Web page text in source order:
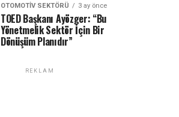
OTOMOTIV SEKTÖRÜ 3 ay önce
TOED Başkanı Ayözger: “Bu
Yönetmelik Sektör İçin Bir
Dönüşüm Planıdır”
REKLAM